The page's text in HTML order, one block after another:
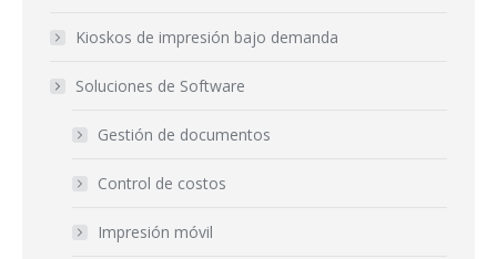
Kioskos de impresión bajo demanda
Soluciones de Software
Gestión de documentos
Control de costos
Impresión móvil